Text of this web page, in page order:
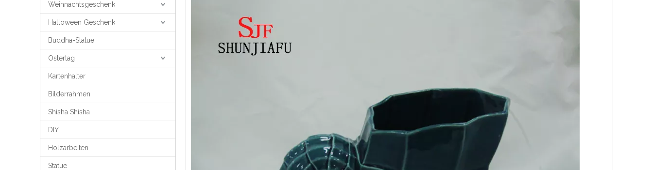
Weihnachtsgeschenk
Halloween Geschenk
Buddha-Statue
Ostertag
Kartenhalter
Bilderrahmen
Shisha Shisha
DIY
Holzarbeiten
Statue